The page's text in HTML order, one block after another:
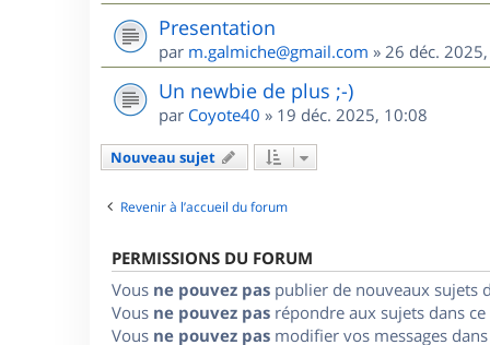
Presentation
par m.galmiche@gmail.com » 26 déc.
Un newbie de plus ;-)
par Coyote40 » 19 déc. 2025, 10:08
Nouveau sujet
Revenir à l’accueil du forum
PERMISSIONS DU FORUM
Vous ne pouvez pas publier de nouveaux sujets
Vous ne pouvez pas répondre aux sujets dans
Vous ne pouvez pas modifier vos messages